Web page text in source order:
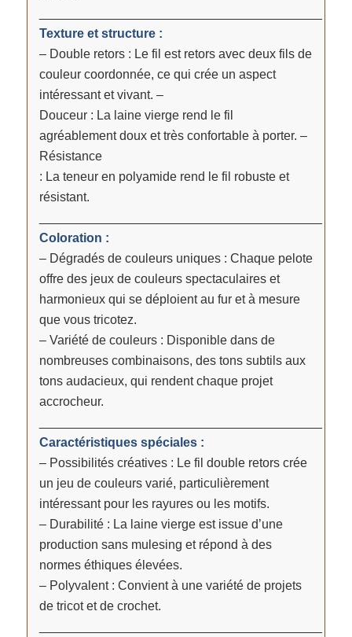
Texture et structure :
– Double retors : Le fil est retors avec deux fils de
couleur coordonnée, ce qui crée un aspect
intéressant et vivant. –
Douceur : La laine vierge rend le fil
agréablement doux et très confortable à porter. –
Résistance
: La teneur en polyamide rend le fil robuste et
résistant.
Coloration :
– Dégradés de couleurs uniques : Chaque pelote
offre des jeux de couleurs spectaculaires et
harmonieux qui se déploient au fur et à mesure
que vous tricotez.
– Variété de couleurs : Disponible dans de
nombreuses combinaisons, des tons subtils aux
tons audacieux, qui rendent chaque projet
accrocheur.
Caractéristiques spéciales :
– Possibilités créatives : Le fil double retors crée
un jeu de couleurs varié, particulièrement
intéressant pour les rayures ou les motifs.
– Durabilité : La laine vierge est issue d’une
production sans mulesing et répond à des
normes éthiques élevées.
– Polyvalent : Convient à une variété de projets
de tricot et de crochet.